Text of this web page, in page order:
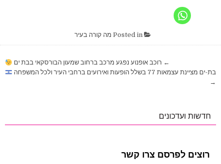
מה קורה בעיר
← רוכב אופנוע נפגע מרכב ברחוב שמעון הבורסקאי בבת ים
בת-ים מציינת עצמאות 77 בשלל הופעות ואירועים ברחבי העיר ולכל המשפחה
→
חדשות ועדכונים
רוצים לפרסם צרו קשר